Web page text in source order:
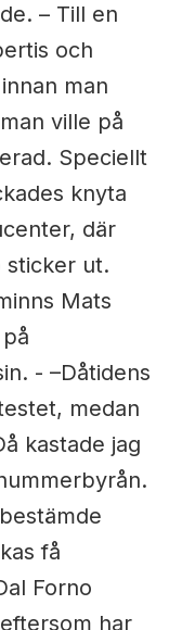
– Till en
och
man
ville på
Speciellt
knyta
där
sticker ut.
Mats
- –Dåtidens
medan
kastade jag
få
Forno
har